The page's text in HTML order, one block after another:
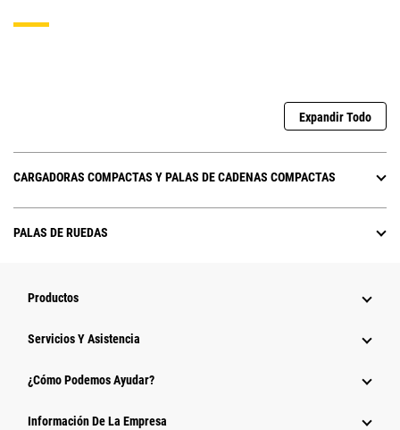
Expandir Todo
CARGADORAS COMPACTAS Y PALAS DE CADENAS COMPACTAS
PALAS DE RUEDAS
Productos
Servicios Y Asistencia
¿Cómo Podemos Ayudar?
Información De La Empresa